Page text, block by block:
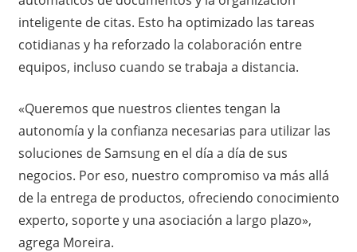
inteligente de citas. Esto ha optimizado las tareas
cotidianas y ha reforzado la colaboración entre
equipos, incluso cuando se trabaja a distancia.
«Queremos que nuestros clientes tengan la
autonomía y la confianza necesarias para utilizar las
soluciones de Samsung en el día a día de sus
negocios. Por eso, nuestro compromiso va más allá
de la entrega de productos, ofreciendo conocimiento
experto, soporte y una asociación a largo plazo»,
agrega Moreira.